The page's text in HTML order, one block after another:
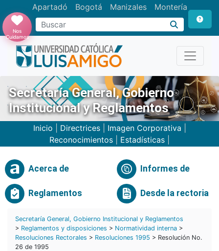
Apartadó Bogotá Manizales Montería
Buscar
Nos
Cuidamos
Secretaría General, Gobierno
Institucional y Reglamentos
Inicio Directrices| Imagen Corporativa
Reconocimientos
Estadísticas
Acerca de Informes de
Reglamentos Desde la rectoria
Secretaría General, Gobierno Institucional y Reglamentos
> Reglamentos y disposiciones > Normatividad interna >
Resoluciones Rectorales > Resoluciones 1995 > Resolución No.
26 de 1995